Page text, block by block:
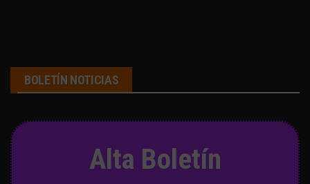
BOLETÍN NOTICIAS
Alta Boletín